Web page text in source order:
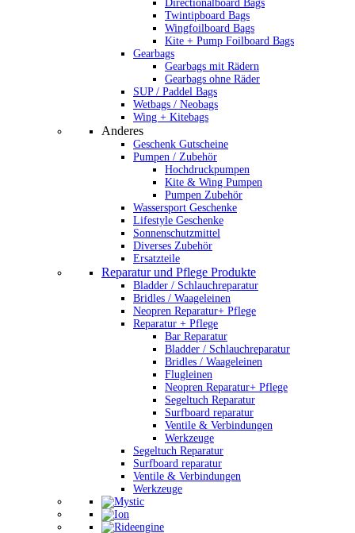
Directionalboard Bags
Twintipboard Bags
Wingfoilboard Bags
Kite + Pump Foilboard Bags
Gearbags
Gearbags mit Rädern
Gearbags ohne Räder
SUP / Paddel Bags
Wetbags / Neobags
Wing + Kitebags
Anderes
Geschenk Gutscheine
Pumpen / Zubehör
Hochdruckpumpen
Kite & Wing Pumpen
Pumpen Zubehör
Wassersport Geschenke
Lifestyle Geschenke
Sonnenschutzmittel
Diverses Zubehör
Ersatzteile
Reparatur und Pflege Produkte
Bladder / Schlauchreparatur
Bridles / Waageleinen
Neopren Reparatur+ Pflege
Reparatur + Pflege
Bar Reparatur
Bladder / Schlauchreparatur
Bridles / Waageleinen
Flugleinen
Neopren Reparatur+ Pflege
Segeltuch Reparatur
Surfboard reparatur
Ventile & Verbindungen
Werkzeuge
Segeltuch Reparatur
Surfboard reparatur
Ventile & Verbindungen
Werkzeuge